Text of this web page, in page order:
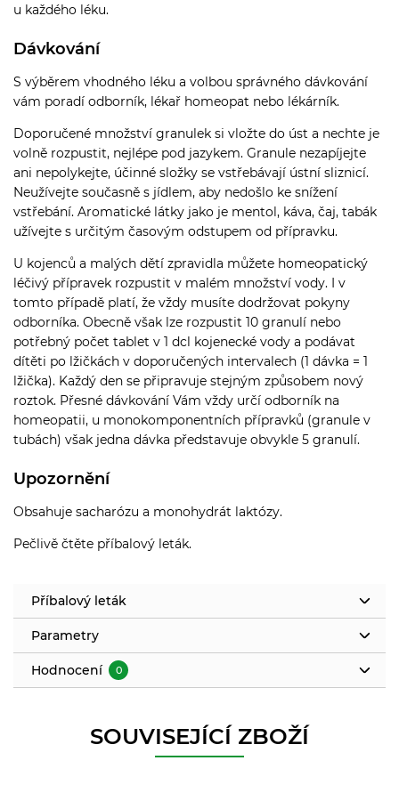
u každého léku.
Dávkování
S výběrem vhodného léku a volbou správného dávkování
vám poradí odborník, lékař homeopat nebo lékárník.
Doporučené množství granulek si vložte do úst a nechte je
volně rozpustit, nejlépe pod jazykem. Granule nezapíjejte
ani nepolykejte, účinné složky se vstřebávají ústní sliznicí.
Neužívejte současně s jídlem, aby nedošlo ke snížení
vstřebání. Aromatické látky jako je mentol, káva, čaj, tabák
užívejte s určitým časovým odstupem od přípravku.
U kojenců a malých dětí zpravidla můžete homeopatický
léčivý přípravek rozpustit v malém množství vody. I v
tomto případě platí, že vždy musíte dodržovat pokyny
odborníka. Obecně však lze rozpustit 10 granulí nebo
potřebný počet tablet v 1 dcl kojenecké vody a podávat
dítěti po lžičkách v doporučených intervalech (1 dávka = 1
lžička). Každý den se připravuje stejným způsobem nový
roztok. Přesné dávkování Vám vždy určí odborník na
homeopatii, u monokomponentních přípravků (granule v
tubách) však jedna dávka představuje obvykle 5 granulí.
Upozornění
Obsahuje sacharózu a monohydrát laktózy.
Pečlivě čtěte příbalový leták.
Příbalový leták
Parametry
Hodnocení 0
SOUVISEJÍCÍ ZBOŽÍ